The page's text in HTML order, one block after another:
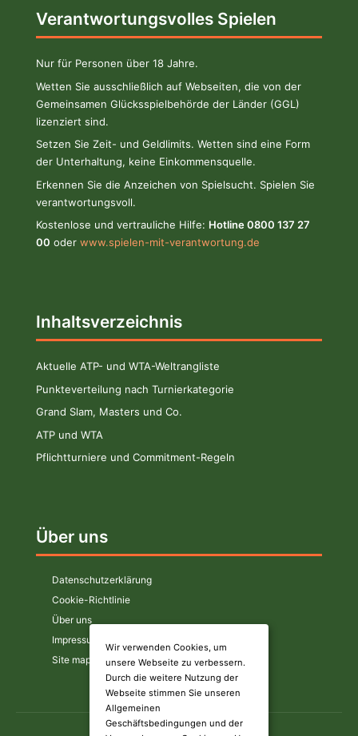
Verantwortungsvolles Spielen
Nur für Personen über 18 Jahre.
Wetten Sie ausschließlich auf Webseiten, die von der
Gemeinsamen Glücksspielbehörde der Länder (GGL)
lizenziert sind.
Setzen Sie Zeit- und Geldlimits. Wetten sind eine Form
der Unterhaltung, keine Einkommensquelle.
Erkennen Sie die Anzeichen von Spielsucht. Spielen Sie
verantwortungsvoll.
Kostenlose und vertrauliche Hilfe: Hotline 0800 137 27
00 oder www.spielen-mit-verantwortung.de
Inhaltsverzeichnis
Aktuelle ATP- und WTA-Weltrangliste
Punkteverteilung nach Turnierkategorie
Grand Slam, Masters und Co.
ATP und WTA
Pflichtturniere und Commitment-Regeln
Über uns
Datenschutzerklärung
Cookie-Richtlinie
Über uns
Impressum
Site map
Wir verwenden Cookies, um
unsere Webseite zu verbessern.
Durch die weitere Nutzung der
Webseite stimmen Sie unseren
Allgemeinen
Geschäftsbedingungen und der